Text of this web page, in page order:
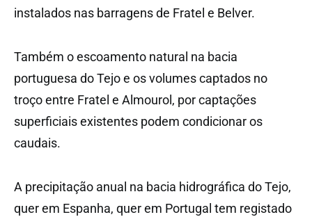
instalados nas barragens de Fratel e Belver.
Também o escoamento natural na bacia
portuguesa do Tejo e os volumes captados no
troço entre Fratel e Almourol, por captações
superficiais existentes podem condicionar os
caudais.
A precipitação anual na bacia hidrográfica do Tejo,
quer em Espanha, quer em Portugal tem registado